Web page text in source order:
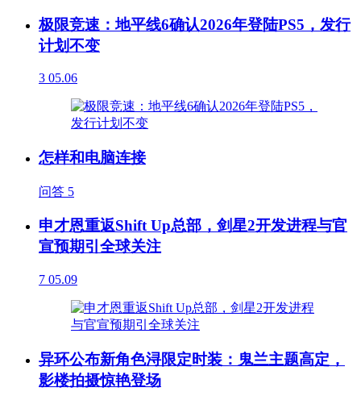
极限竞速：地平线6确认2026年登陆PS5，发行
计划不变
3 05.06
怎样和电脑连接
问答 5
申才恩重返Shift Up总部，剑星2开发进程与官
宣预期引全球关注
7 05.09
异环公布新角色浔限定时装：鬼兰主题高定，
影楼拍摄惊艳登场